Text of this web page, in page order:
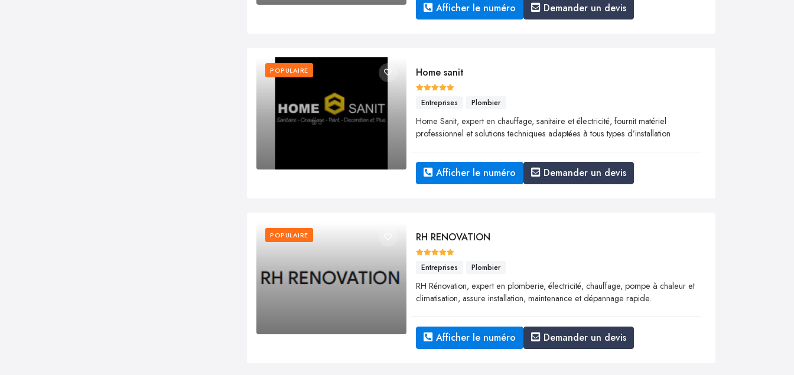
Afficher le numéro Demander un devis
POPULAIRE Home sanit
Entreprises Plombier
Home Sanit, expert en chauffage, sanitaire et électricité, fournit matériel
professionnel et solutions techniques adaptées à tous types d’installation
Afficher le numéro Demander un devis
POPULAIRE RH RENOVATION
Entreprises Plombier
RH Rénovation, expert en plomberie, électricité, chauffage, pompe à chaleur et
climatisation, assure installation, maintenance et dépannage rapide.
Afficher le numéro Demander un devis